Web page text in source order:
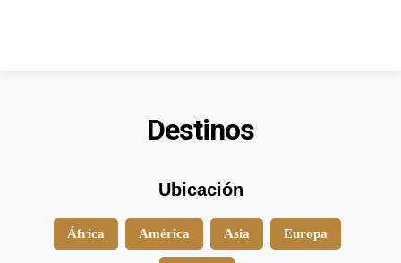
Destinos
Ubicación
África América Asia Europa